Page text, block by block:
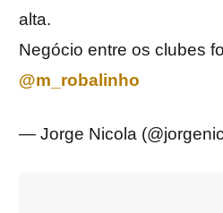
alta.
Negócio entre os clubes
@m_robalinho
— Jorge Nicola